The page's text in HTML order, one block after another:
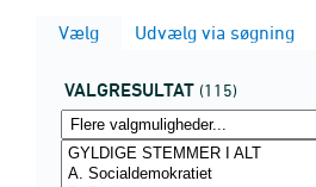
Vælg Udvælg via søgning
VALGRESULTAT (115)